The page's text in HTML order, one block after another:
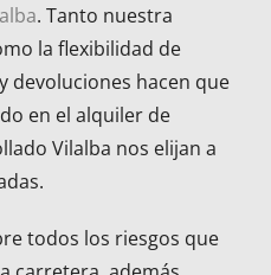
. Tanto nuestra
la flexibilidad de
devoluciones hacen que
en el alquiler de
Vilalba nos elijan a
todos los riesgos que